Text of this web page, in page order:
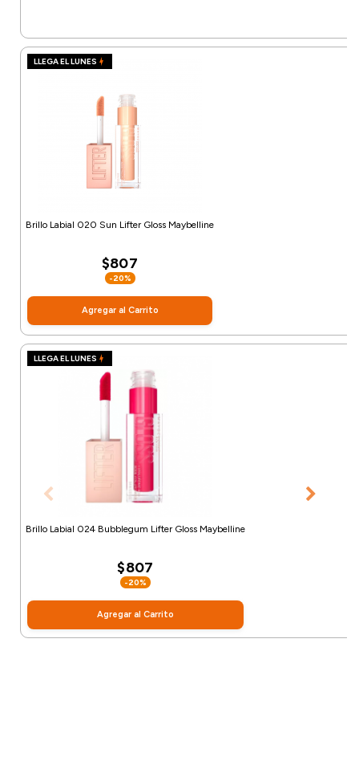
LLEGA EL LUNES
Brillo Labial 020 Sun Lifter Gloss Maybelline
$807
-20%
Agregar al Carrito
LLEGA EL LUNES
Brillo Labial 024 Bubblegum Lifter Gloss Maybelline
$807
-20%
Agregar al Carrito